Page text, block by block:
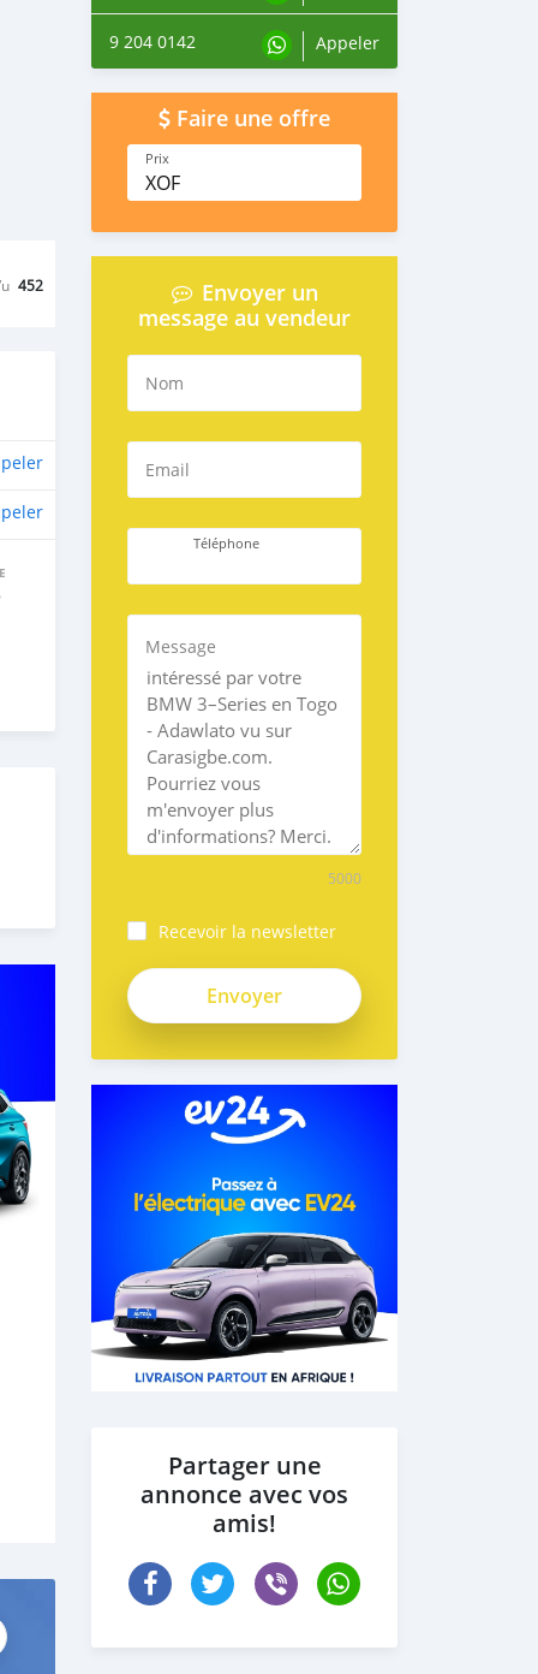
452
9 204 0142 Appeler
Faire une offre
Prix
XOF
Envoyer un
message au vendeur
Nom
Email
Téléphone
Message
5000
Recevoir la newsletter
xidr-
ceiA4yQzQUfcd1K
Partager une
annonce avec vos
amis!